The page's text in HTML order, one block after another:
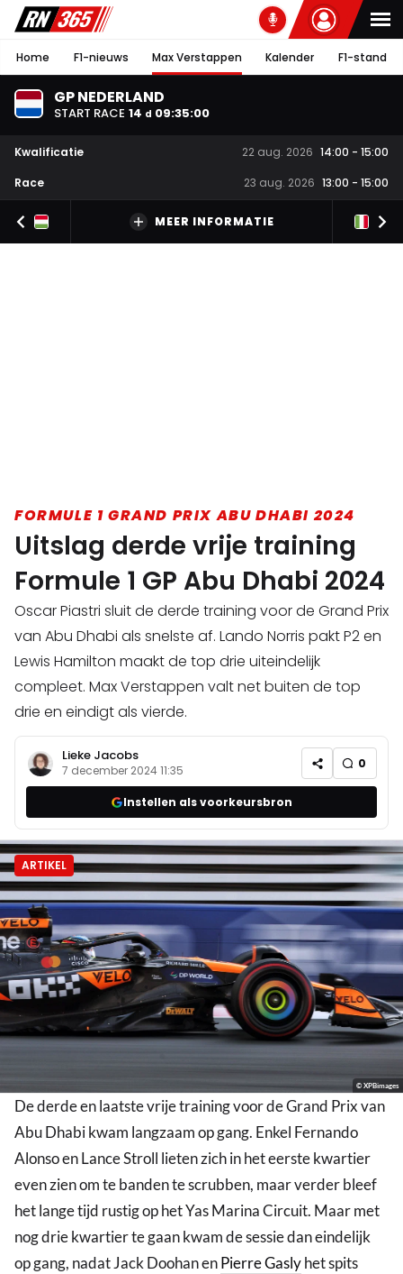
Home F1-nieuws Max Verstappen Kalender F1-stand
GP NEDERLAND
START RACE 14 d 09:34:59
Kwalificatie 22 aug. 2026 14:00 - 15:00
Race
23 aug. 2026 13:00 - 15:00
MEER INFORMATIE
FORMULE 1 GRAND PRIX ABU DHABI 2024
Uitslag derde vrije training
Formule 1 GP Abu Dhabi 2024
Oscar Piastri sluit de derde training voor de Grand Prix
van Abu Dhabi als snelste af. Lando Norris pakt P2 en
Lewis Hamilton maakt de top drie uiteindelijk
compleet. Max Verstappen valt net buiten de top
drie en eindigt als vierde.
Lieke Jacobs
7 december 2024 11:35 0
Instellen als voorkeursbron
ARTIKEL
© XPBimages
De derde en laatste vrije training voor de Grand Prix van
Abu Dhabi kwam langzaam op gang. Enkel Fernando
Alonso en Lance Stroll lieten zich in het eerste kwartier
even zien om te banden te scrubben, maar verder bleef
het lange tijd rustig op het Yas Marina Circuit. Maar met
nog drie kwartier te gaan kwam de sessie dan eindelijk
op gang, nadat Jack Doohan enPierre Gaslyhet spits